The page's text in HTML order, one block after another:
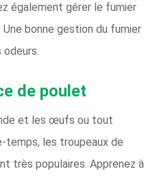
également gérer le fumier
bonne gestion du fumier
de poulet
et les œufs ou tout
temps, les troupeaux de
très populaires. Apprenez à